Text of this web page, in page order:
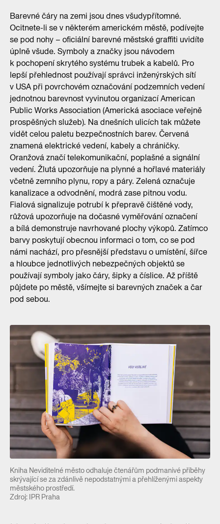
Barevné čáry na zemi jsou dnes všudypřítomné.
Ocitnete-li se v některém americkém městě, podívejte
se pod nohy – oficiální barevné městské graffiti uvidíte
úplně všude. Symboly a značky jsou návodem
k pochopení skrytého systému trubek a kabelů. Pro
lepší přehlednost používají správci inženýrských sítí
v USA při povrchovém označování podzemních vedení
jednotnou barevnost vyvinutou organizací American
Public Works Association (Americká asociace veřejně
prospěšných služeb). Na dnešních ulicích tak můžete
vidět celou paletu bezpečnostních barev. Červená
znamená elektrické vedení, kabely a chráničky.
Oranžová značí telekomunikační, poplašné a signální
vedení. Žlutá upozorňuje na plynné a hořlavé materiály
včetně zemního plynu, ropy a páry. Zelená označuje
kanalizace a odvodnění, modrá zase pitnou vodu.
Fialová signalizuje potrubí k přepravě čištěné vody,
růžová upozorňuje na dočasné vyměřování označení
a bílá demonstruje navrhované plochy výkopů. Zatímco
barvy poskytují obecnou informaci o tom, co se pod
námi nachází, pro přesnější představu o umístění, šířce
a hloubce jednotlivých nebezpečných objektů se
používají symboly jako čáry, šipky a číslice. Až příště
půjdete po městě, všímejte si barevných značek a čar
pod sebou.
Kniha Neviditelné město odhaluje čtenářům podmanivé příběhy
skrývající se za zdánlivě nepodstatnými a přehlíženými aspekty
městského prostředí.
Zdroj: IPR Praha